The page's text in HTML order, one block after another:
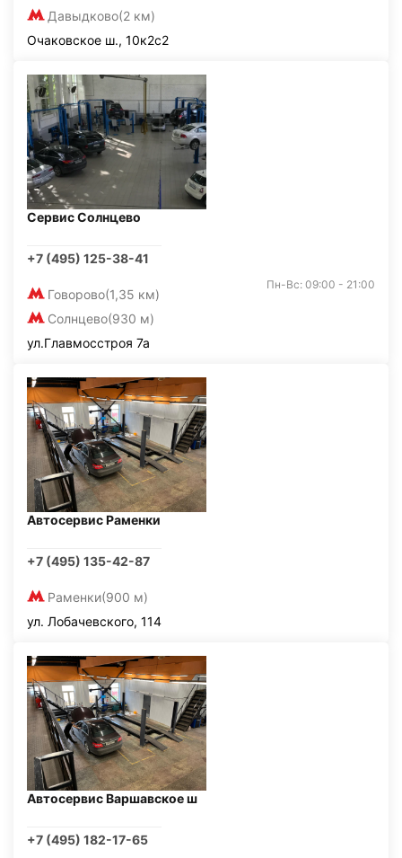
Давыдково(2 км)
Очаковское ш., 10к2с2
Сервис Солнцево
+7 (495) 125-38-41
Говорово(1,35 км)
Солнцево(930 м)
Пн-Вс: 09:00 - 21:00
ул.Главмосстроя 7а
Автосервис Раменки
+7 (495) 135-42-87
Раменки(900 м)
ул. Лобачевского, 114
Автосервис Варшавское ш
+7 (495) 182-17-65